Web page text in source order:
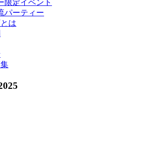
限定イベント
パーティー
は